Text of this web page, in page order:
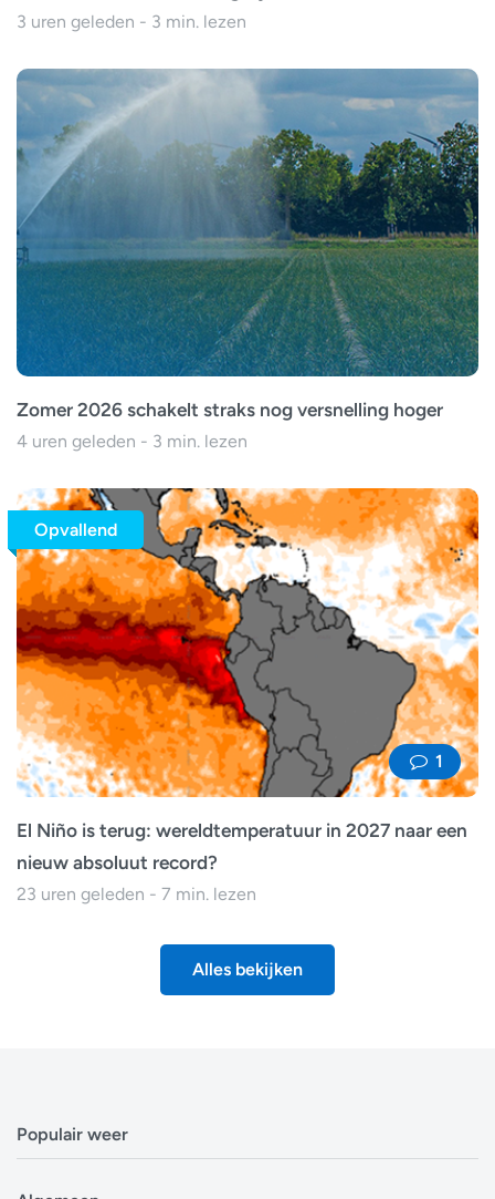
3 uren geleden - 3 min. lezen
Zomer 2026 schakelt straks nog versnelling hoger
4 uren geleden - 3 min. lezen
1
Opvallend
El Niño is terug: wereldtemperatuur in 2027 naar een
nieuw absoluut record?
23 uren geleden - 7 min. lezen
Alles bekijken
Populair weer